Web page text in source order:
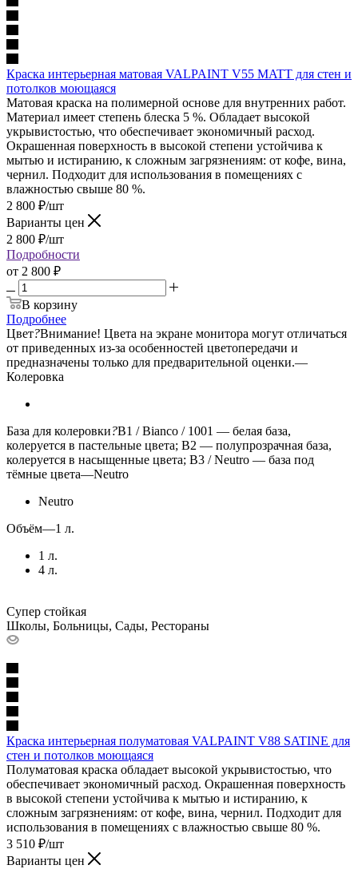
Краска интерьерная матовая VALPAINT V55 MATT для стен и
потолков моющаяся
Матовая краска на полимерной основе для внутренних работ.
Материал имеет степень блеска 5 %. Обладает высокой
укрывистостью, что обеспечивает экономичный расход.
Окрашенная поверхность в высокой степени устойчива к
мытью и истиранию, к сложным загрязнениям: от кофе, вина,
чернил. Подходит для использования в помещениях с
влажностью свыше 80 %.
2 800 ₽/шт
Варианты цен
2 800 ₽/шт
Подробности
от 2 800 ₽
В корзину
Подробнее
Цвет?Внимание! Цвета на экране монитора могут отличаться
от приведенных из-за особенностей цветопередачи и
предназначены только для предварительной оценки.—
Колеровка
База для колеровки?B1 / Bianco / 1001 — белая база,
колеруется в пастельные цвета; B2 — полупрозрачная база,
колеруется в насыщенные цвета; B3 / Neutro — база под
тёмные цвета—Neutro
Neutro
Объём—1 л.
1 л.
4 л.
Супер стойкая
Школы, Больницы, Сады, Рестораны
Краска интерьерная полуматовая VALPAINT V88 SATINE для
стен и потолков моющаяся
Полуматовая краска обладает высокой укрывистостью, что
обеспечивает экономичный расход. Окрашенная поверхность
в высокой степени устойчива к мытью и истиранию, к
сложным загрязнениям: от кофе, вина, чернил. Подходит для
использования в помещениях с влажностью свыше 80 %.
3 510 ₽/шт
Варианты цен